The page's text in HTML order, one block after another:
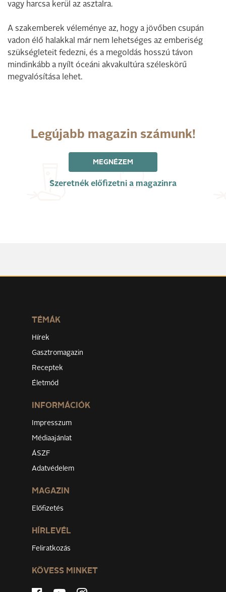
vagy harcsa kerül az asztalra.
A szakemberek véleménye az, hogy a jövőben csupán
vadon élő halakkal már nem lehetséges az emberiség
szükségleteit fedezni, és a megoldás hosszú távon
mindinkább a nyílt óceáni akvakultúra széleskörű
megvalósítása lehet.
Legújabb magazin számunk!
MEGNÉZEM
Szeretnék előfizetni a magazinra
TÉMÁK
Hírek
Gasztromagazin
Receptek
Életmód
INFORMÁCIÓK
Impresszum
Médiaajánlat
ÁSZF
Adatvédelem
MAGAZIN
Előfizetés
HÍRLEVÉL
Feliratkozás
KÖVESS MINKET